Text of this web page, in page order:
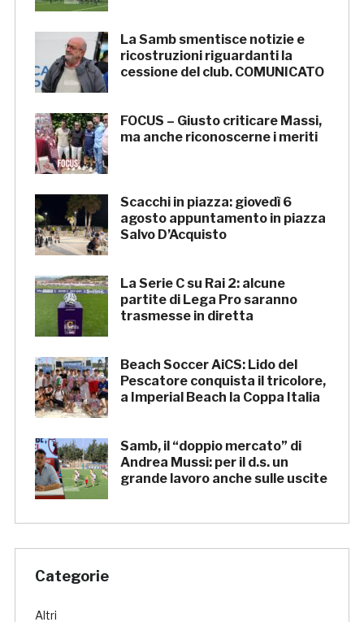
La Samb smentisce notizie e
ricostruzioni riguardanti la
cessione del club. COMUNICATO
FOCUS – Giusto criticare Massi,
ma anche riconoscerne i meriti
Scacchi in piazza: giovedì 6
agosto appuntamento in piazza
Salvo D’Acquisto
La Serie C su Rai 2: alcune
partite di Lega Pro saranno
trasmesse in diretta
Beach Soccer AiCS: Lido del
Pescatore conquista il tricolore,
a Imperial Beach la Coppa Italia
Samb, il “doppio mercato” di
Andrea Mussi: per il d.s. un
grande lavoro anche sulle uscite
Categorie
Altri